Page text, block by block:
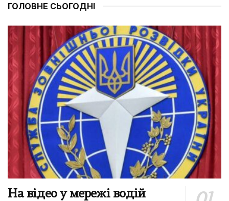
ГОЛОВНЕ СЬОГОДНІ
На відео у мережі водій